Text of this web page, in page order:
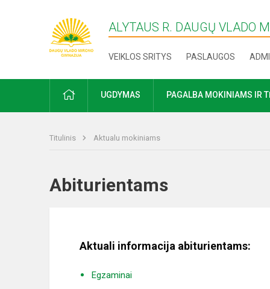
ALYTAUS R. DAUGŲ VLADO
VEIKLOS SRITYS PASLAUGOS
PRADŽIAUGDYMAS PAGALBA MOKINIAMS IR
Titulinis Aktualu mokiniams
Abiturientams
Aktuali informacija abiturientams:
Egzaminai